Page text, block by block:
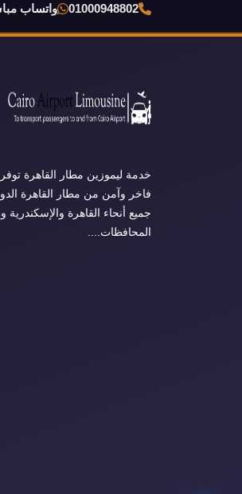
01000948802 واتساب
خدمة ليموزين مطار القاهرة
فاخر وآمن من مطار القاهرة
جميع أنحاء القاهرة والإسكندرية
المحافظات....